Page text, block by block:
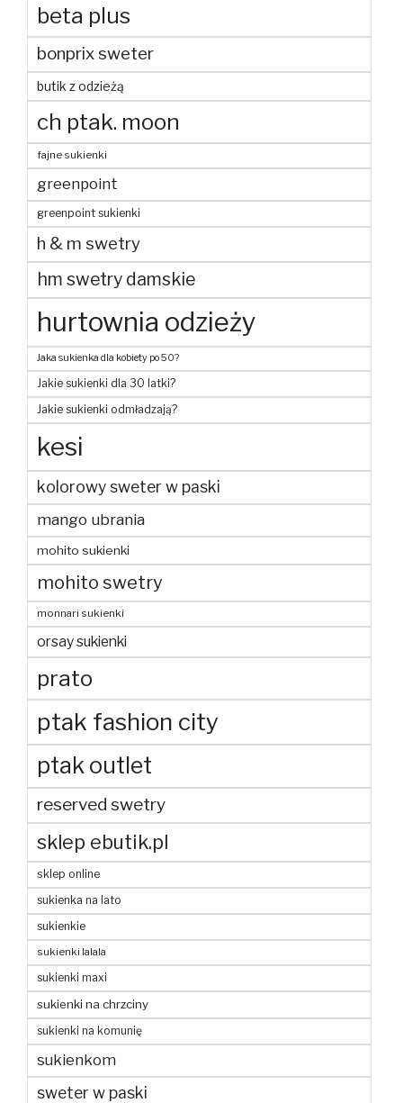
beta plus
bonprix sweter
butik z odzieżą
ch ptak. moon
fajne sukienki
greenpoint
greenpoint sukienki
h & m swetry
hm swetry damskie
hurtownia odzieży
Jaka sukienka dla kobiety po 50?
Jakie sukienki dla 30 latki?
Jakie sukienki odmładzają?
kesi
kolorowy sweter w paski
mango ubrania
mohito sukienki
mohito swetry
monnari sukienki
orsay sukienki
prato
ptak fashion city
ptak outlet
reserved swetry
sklep ebutik.pl
sklep online
sukienka na lato
sukienkie
sukienki lalala
sukienki maxi
sukienki na chrzciny
sukienki na komunię
sukienkom
sweter w paski